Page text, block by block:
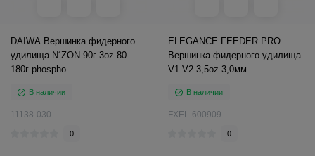
DAIWA Вершинка фидерного
удилища N´ZON 90г 3oz 80-
180г phospho
В наличии
11138-030
0
ELEGANCE FEEDER PRO
Вершинка фидерного удилища
V1 V2 3,5oz 3,0мм
В наличии
FXEL-600909
0